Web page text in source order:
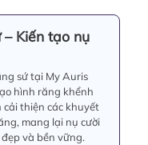
Kiến tạo nụ
sứ tại My Auris
hình răng khểnh
cải thiện các khuyết
mang lại nụ cười
và bền vững.